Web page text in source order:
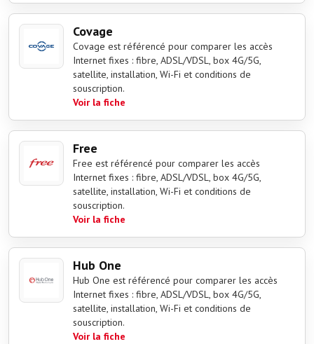
Covage
Covage est référencé pour comparer les accès
Internet fixes : fibre, ADSL/VDSL, box 4G/5G,
satellite, installation, Wi-Fi et conditions de
souscription.
Voir la fiche
Free
Free est référencé pour comparer les accès
Internet fixes : fibre, ADSL/VDSL, box 4G/5G,
satellite, installation, Wi-Fi et conditions de
souscription.
Voir la fiche
Hub One
Hub One est référencé pour comparer les accès
Internet fixes : fibre, ADSL/VDSL, box 4G/5G,
satellite, installation, Wi-Fi et conditions de
souscription.
Voir la fiche